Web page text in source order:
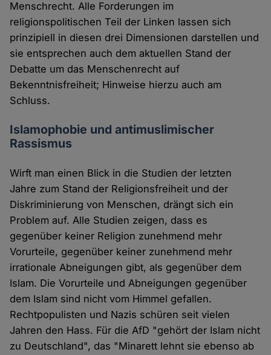
Menschrecht. Alle Forderungen im
religionspolitischen Teil der Linken lassen sich
prinzipiell in diesen drei Dimensionen darstellen und
sie entsprechen auch dem aktuellen Stand der
Debatte um das Menschenrecht auf
Bekenntnisfreiheit; Hinweise hierzu auch am
Schluss.
Islamophobie und antimuslimischer
Rassismus
Wirft man einen Blick in die Studien der letzten
Jahre zum Stand der Religionsfreiheit und der
Diskriminierung von Menschen, drängt sich ein
Problem auf. Alle Studien zeigen, dass es
gegenüber keiner Religion zunehmend mehr
Vorurteile, gegenüber keiner zunehmend mehr
irrationale Abneigungen gibt, als gegenüber dem
Islam. Die Vorurteile und Abneigungen gegenüber
dem Islam sind nicht vom Himmel gefallen.
Rechtpopulisten und Nazis schüren seit vielen
Jahren den Hass. Für die AfD "gehört der Islam nicht
zu Deutschland", das "Minarett lehnt sie ebenso ab